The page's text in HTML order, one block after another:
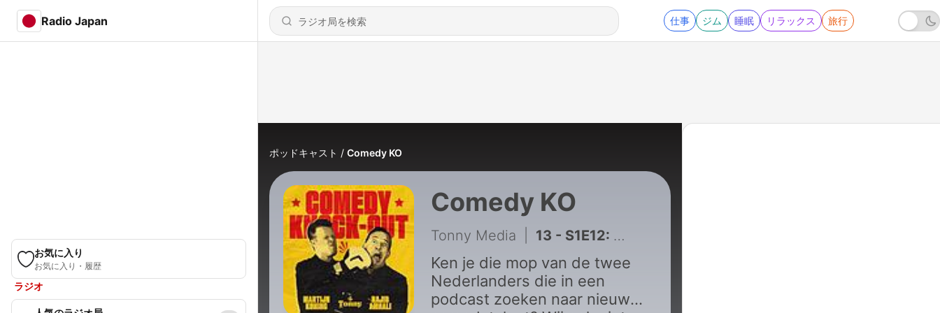
Radio Japan 仕事 ジム 睡眠 リラックス 旅行
お気に入り
お気に入り・履歴
ラジオ
ポッドキャスト Comedy KO
Comedy KO
Tonny Media 13 - S1E12: “We hebben een winnaar!”
Ken je die mop van de twee
Nederlanders die in een
podcast zoeken naar nieuw